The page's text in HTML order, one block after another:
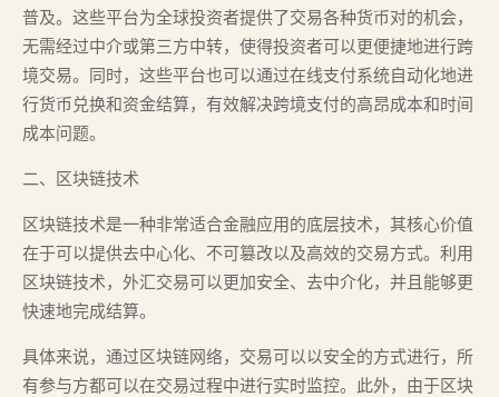
普及。这些平台为全球投资者提供了交易各种货币对的机会，
无需经过中介或第三方中转，使得投资者可以更便捷地进行跨
境交易。同时，这些平台也可以通过在线支付系统自动化地进
行货币兑换和资金结算，有效解决跨境支付的高昂成本和时间
成本问题。
二、区块链技术
区块链技术是一种非常适合金融应用的底层技术，其核心价值
在于可以提供去中心化、不可篡改以及高效的交易方式。利用
区块链技术，外汇交易可以更加安全、去中介化，并且能够更
快速地完成结算。
具体来说，通过区块链网络，交易可以以安全的方式进行，所
有参与方都可以在交易过程中进行实时监控。此外，由于区块